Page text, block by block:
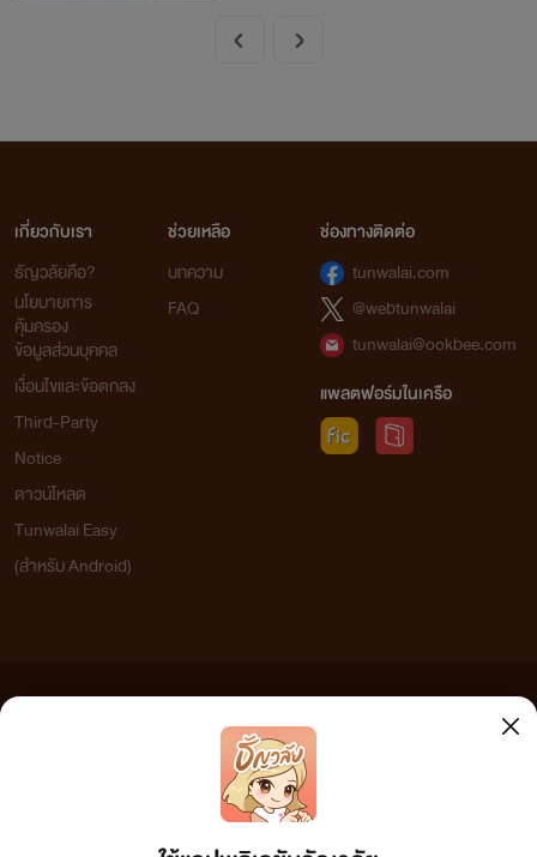
เกี่ยวกับเรา
ธัญวลัยคือ?
นโยบายการ
คุ้มครอง
ข้อมูลส่วนบุคคล
เงื่อนไขและข้อตกลง
Third-Party
Notice
ดาวน์โหลด
Tunwalai Easy
(สำหรับ Android)
ช่วยเหลือ
บทความ
FAQ
ช่องทางติดต่อ
tunwalai.com
@webtunwalai
tunwalai@ookbee.com
แพลตฟอร์มในเครือ
เว็บไซต์แห่งนี้ไม่ได้เห็นด้วยและไม่ขอรับผิดชอบต่อข้อความใดๆ ทั้งสิ้น ดังนั้นผู้อ่านทุกท่านโปรดใช้
วิจารณญาณในการกลั่นกรองด้วยตนเอง และหากท่านพบข้อความใดๆ ที่ขัดต่อกฎหมายและศีลธรรม
กรุณาแจ้งมาที่ tunwalai@ookbee.com เพื่อทีมงานจะได้ดำเนินการในทันที ทั้งนี้ ทางเว็บไซต์ขอสงวน
ลิขสิทธิ์ตามพระราชบัญญัติลิขสิทธิ์ (ฉบับเพิ่มเติม) พ.ศ.2558